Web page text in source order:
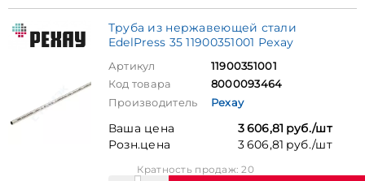
Труба из нержавеющей стали
EdelPress 35 11900351001 Рехау
Артикул
11900351001
Код товара
8000093464
Производитель
Рехау
Ваша цена
3 606,81 руб./шт
Розн.цена
3 606,81 руб./шт
Кратность продаж: 20